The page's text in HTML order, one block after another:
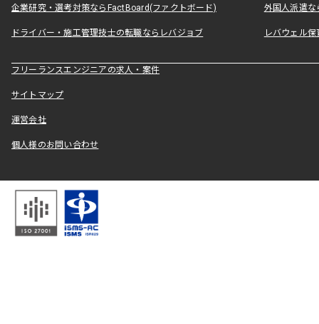
企業研究・選考対策ならFactBoard(ファクトボード) 外国人派遣な
ドライバー・施工管理技士の転職ならレバジョブ レバウェル
フリーランスエンジニアの求人・案件
サイトマップ
運営会社
個人様のお問い合わせ